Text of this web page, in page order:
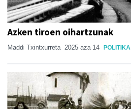
Azken tiroen oihartzunak
Maddi Txintxurreta 2025 aza 14 POLITIKA